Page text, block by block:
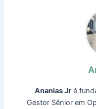
Ananias Jr é
Gestor Sênior em